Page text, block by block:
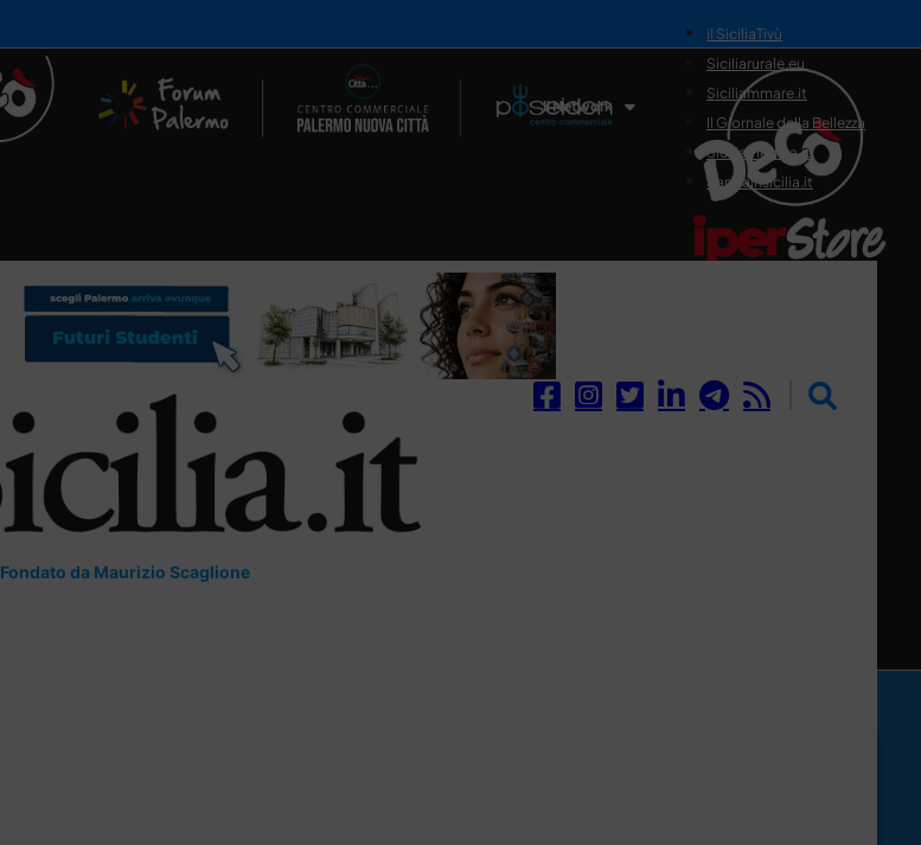
Il Network
il SiciliaTivù
Siciliarurale.eu
Siciliammare.it
Il Giornale della Bellezza
Siciliamedica.it
Sanitainsicilia.it
Fondato da Maurizio Scaglione